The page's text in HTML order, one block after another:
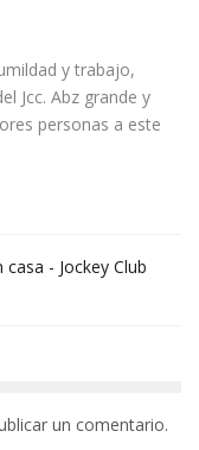
y trabajo,
Jcc. Abz grande y
personas a este
- Jockey Club
un comentario.